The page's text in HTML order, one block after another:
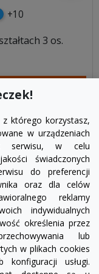
+10
3 os.
YouTubePinterest
którego korzystasz,
w urządzeniach
serwisu, w celu
świadczonych
do preferencji
oraz dla celów
reklamy
indywidualnych
określenia przez
lub
w plikach cookies
usługi.